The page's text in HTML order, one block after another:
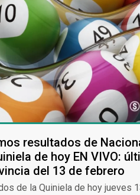
resultados de
de hoy EN VIVO:
del 13 de febrero
de la Quiniela de hoy jueves